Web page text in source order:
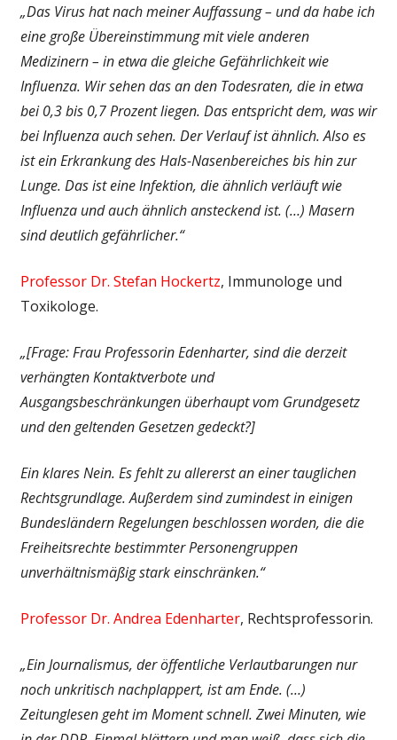
„Das Virus hat nach meiner Auffassung – und da habe ich
eine große Übereinstimmung mit viele anderen
Medizinern – in etwa die gleiche Gefährlichkeit wie
Influenza. Wir sehen das an den Todesraten, die in etwa
bei 0,3 bis 0,7 Prozent liegen. Das entspricht dem, was wir
bei Influenza auch sehen. Der Verlauf ist ähnlich. Also es
ist ein Erkrankung des Hals-Nasenbereiches bis hin zur
Lunge. Das ist eine Infektion, die ähnlich verläuft wie
Influenza und auch ähnlich ansteckend ist. (…) Masern
sind deutlich gefährlicher.“
Professor Dr. Stefan Hockertz, Immunologe und
Toxikologe.
„[Frage: Frau Professorin Edenharter, sind die derzeit
verhängten Kontaktverbote und
Ausgangsbeschränkungen überhaupt vom Grundgesetz
und den geltenden Gesetzen gedeckt?]
Ein klares Nein. Es fehlt zu allererst an einer tauglichen
Rechtsgrundlage. Außerdem sind zumindest in einigen
Bundesländern Regelungen beschlossen worden, die die
Freiheitsrechte bestimmter Personengruppen
unverhältnismäßig stark einschränken.“
Professor Dr. Andrea Edenharter, Rechtsprofessorin.
„Ein Journalismus, der öffentliche Verlautbarungen nur
noch unkritisch nachplappert, ist am Ende. (…)
Zeitunglesen geht im Moment schnell. Zwei Minuten, wie